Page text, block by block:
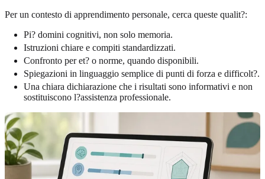
Per un contesto di apprendimento personale, cerca queste qualit?:
Pi? domini cognitivi, non solo memoria.
Istruzioni chiare e compiti standardizzati.
Confronto per et? o norme, quando disponibili.
Spiegazioni in linguaggio semplice di punti di forza e difficolt?.
Una chiara dichiarazione che i risultati sono informativi e non
sostituiscono l?assistenza professionale.